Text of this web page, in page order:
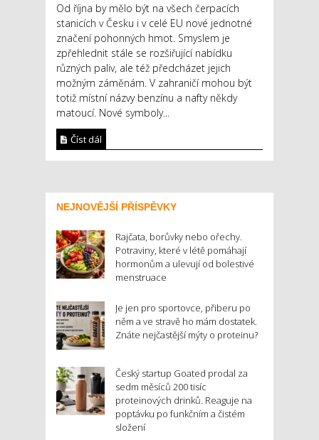
Od října by mělo být na všech čerpacích
stanicích v Česku i v celé EU nové jednotné
značení pohonných hmot. Smyslem je
zpřehlednit stále se rozšiřující nabídku
různých paliv, ale též předcházet jejich
možným záměnám. V zahraničí mohou být
totiž místní názvy benzínu a nafty někdy
matoucí. Nové symboly...
Číst dál
NEJNOVĚJŠÍ PŘÍSPĚVKY
Rajčata, borůvky nebo ořechy.
Potraviny, které v létě pomáhají
hormonům a ulevují od bolestivé
menstruace
Je jen pro sportovce, přiberu po
něm a ve stravě ho mám dostatek.
Znáte nejčastější mýty o proteinu?
Český startup Goated prodal za
sedm měsíců 200 tisíc
proteinových drinků. Reaguje na
poptávku po funkčním a čistém
složení